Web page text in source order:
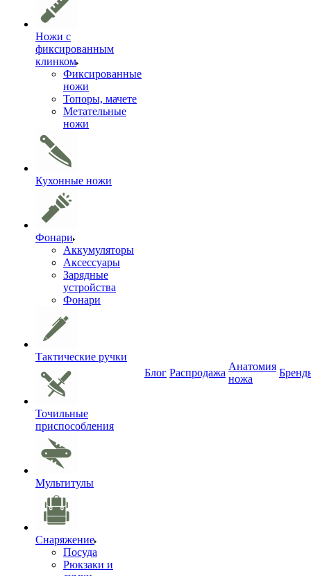
Ножи с
фиксированным
клинком
Фиксированные
ножи
Топоры, мачете
Метательные
ножи
Кухонные ножи
Фонари
Аккумуляторы
Аксессуары
Зарядные
устройства
Фонари
Тактические ручки
Точильные
приспособления
Мультитулы
Снаряжение
Посуда
Рюкзаки и
Блог Распродажа
Анатомия
ножа